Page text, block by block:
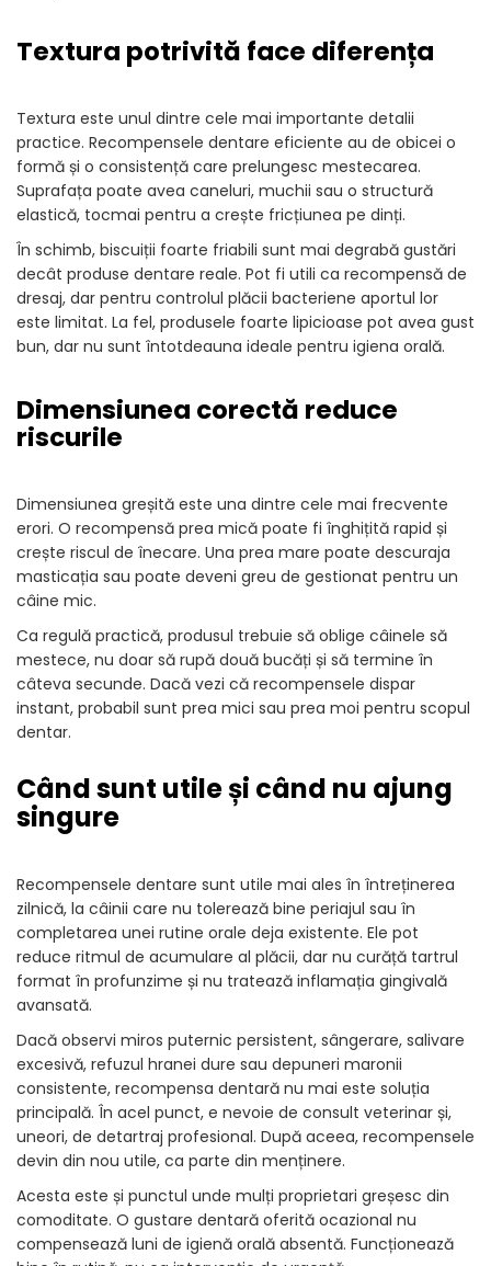
Textura potrivită face diferența
Textura este unul dintre cele mai importante detalii
practice. Recompensele dentare eficiente au de obicei o
formă și o consistență care prelungesc mestecarea.
Suprafața poate avea caneluri, muchii sau o structură
elastică, tocmai pentru a crește fricțiunea pe dinți.
În schimb, biscuiții foarte friabili sunt mai degrabă gustări
decât produse dentare reale. Pot fi utili ca recompensă de
dresaj, dar pentru controlul plăcii bacteriene aportul lor
este limitat. La fel, produsele foarte lipicioase pot avea gust
bun, dar nu sunt întotdeauna ideale pentru igiena orală.
Dimensiunea corectă reduce
riscurile
Dimensiunea greșită este una dintre cele mai frecvente
erori. O recompensă prea mică poate fi înghițită rapid și
crește riscul de înecare. Una prea mare poate descuraja
masticația sau poate deveni greu de gestionat pentru un
câine mic.
Ca regulă practică, produsul trebuie să oblige câinele să
mestece, nu doar să rupă două bucăți și să termine în
câteva secunde. Dacă vezi că recompensele dispar
instant, probabil sunt prea mici sau prea moi pentru scopul
dentar.
Când sunt utile și când nu ajung
singure
Recompensele dentare sunt utile mai ales în întreținerea
zilnică, la câinii care nu tolerează bine periajul sau în
completarea unei rutine orale deja existente. Ele pot
reduce ritmul de acumulare al plăcii, dar nu curăță tartrul
format în profunzime și nu tratează inflamația gingivală
avansată.
Dacă observi miros puternic persistent, sângerare, salivare
excesivă, refuzul hranei dure sau depuneri maronii
consistente, recompensa dentară nu mai este soluția
principală. În acel punct, e nevoie de consult veterinar și,
uneori, de detartraj profesional. După aceea, recompensele
devin din nou utile, ca parte din menținere.
Acesta este și punctul unde mulți proprietari greșesc din
comoditate. O gustare dentară oferită ocazional nu
compensează luni de igienă orală absentă. Funcționează